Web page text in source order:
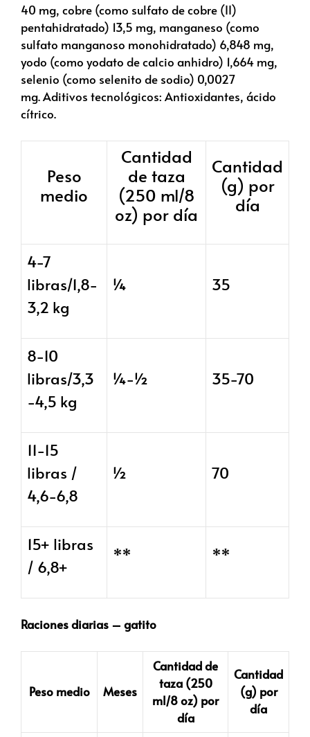
40 mg, cobre (como sulfato de cobre (II)
pentahidratado) 13,5 mg, manganeso (como
sulfato manganoso monohidratado) 6,848 mg,
yodo (como yodato de calcio anhidro) 1,664 mg,
selenio (como selenito de sodio) 0,0027
mg. Aditivos tecnológicos: Antioxidantes, ácido
cítrico.
Peso
medio
Cantidad
de taza
(250 ml/8
oz) por día
Cantidad
(g) por
día
4-7
libras/1,8-
3,2 kg
¼ 35
8-10
libras/3,3
-4,5 kg
¼-½ 35-70
11-15
libras /
4,6-6,8
½ 70
15+ libras
/ 6,8+
** **
Raciones diarias – gatito
Peso medio Meses
Cantidad de
taza (250
ml/8 oz) por
día
Cantidad
(g) por
día